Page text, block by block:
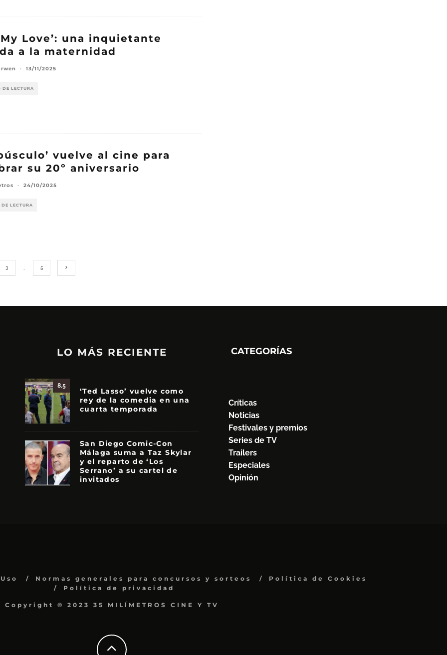
My Love’: una inquietante
a la maternidad
· 13/11/2025
DE LECTURA
vuelve al cine para
su 20º aniversario
· 24/10/2025
LECTURA
3 … 5
LO MÁS RECIENTE
8.5
‘Ted Lasso’ vuelve como
rey de la comedia en una
cuarta temporada
San Diego Comic-Con
Málaga suma a Taz Skylar
y el reparto de ‘Los
Serrano’ a su cartel de
invitados
CATEGORÍAS
Críticas
Noticias
Festivales y premios
Series de TV
Trailers
Especiales
Opinión
Normas generales para concursos y sorteos
Política de Cookies
Política de privacidad
Copyright © 2023 35 MILÍMETROS CINE Y TV